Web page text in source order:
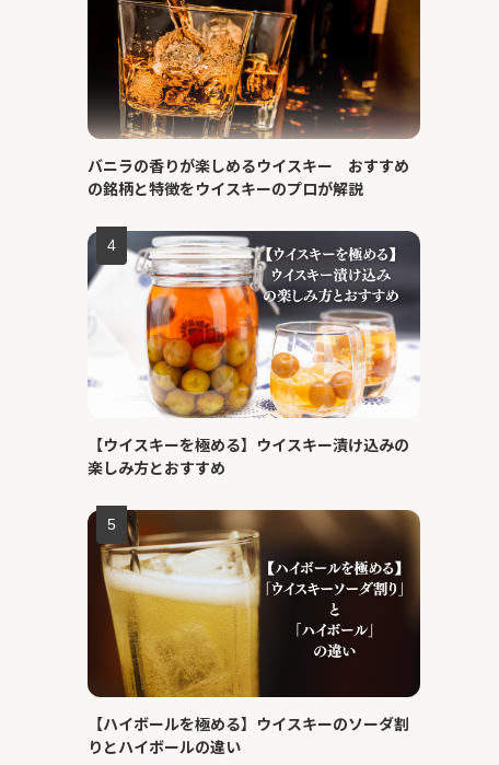
バニラの香りが楽しめるウイスキー おすすめ
の銘柄と特徴をウイスキーのプロが解説
【ウイスキーを極める】ウイスキー漬け込みの
楽しみ方とおすすめ
【ハイボールを極める】ウイスキーのソーダ割
りとハイボールの違い